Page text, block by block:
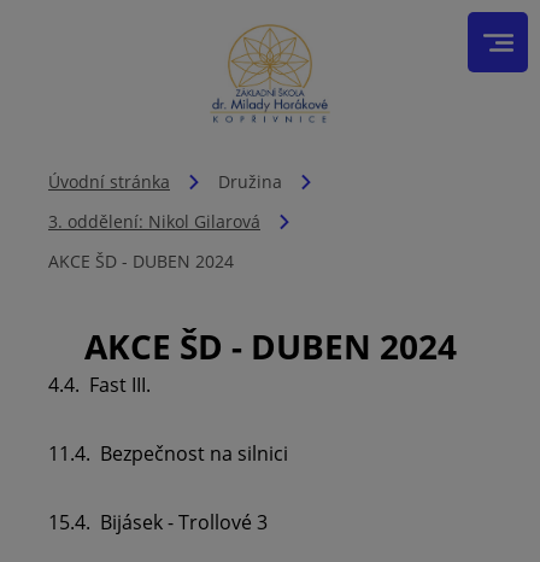
Úvodní stránka
Družina
3. oddělení: Nikol Gilarová
AKCE ŠD - DUBEN 2024
AKCE ŠD - DUBEN 2024
4.4. Fast III.
11.4. Bezpečnost na silnici
15.4. Bijásek - Trollové 3